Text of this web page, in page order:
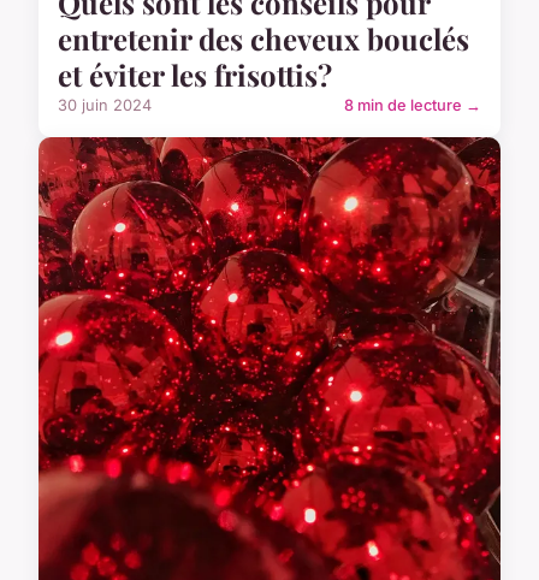
entretenir des cheveux bouclés
et éviter les frisottis?
30 juin 2024 8 min de lecture →